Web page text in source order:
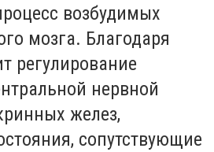
возбудимых
мозга. Благодаря
регулирование
нервной
желез,
сопутствующие